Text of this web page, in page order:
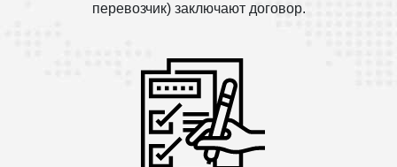
перевозчик) заключают договор.